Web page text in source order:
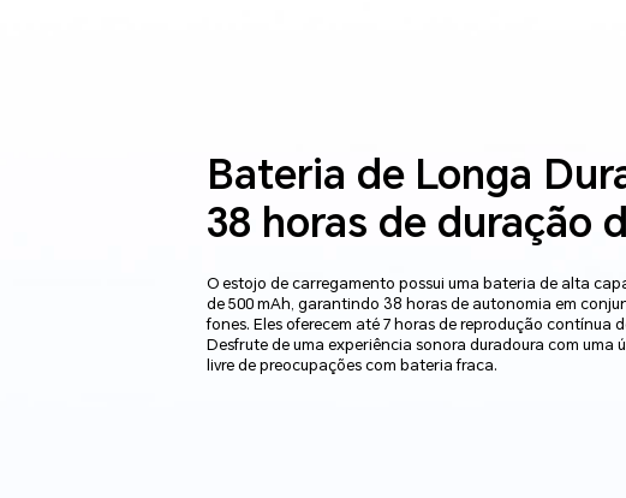
Bateria de Longa
38 horas de duração
O estojo de carregamento possui uma bateria de alta
de 500 mAh, garantindo 38 horas de autonomia em
fones. Eles oferecem até 7 horas de reprodução contínua
Desfrute de uma experiência sonora duradoura com uma
livre de preocupações com bateria fraca.